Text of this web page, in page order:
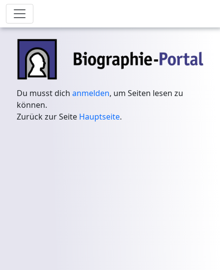
Du musst dichanmelden, um Seiten lesen zu
können.
Zurück zur Seite Hauptseite.